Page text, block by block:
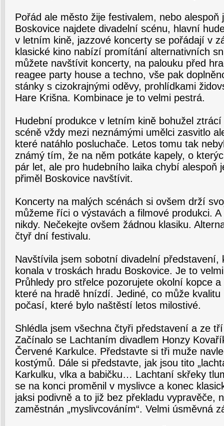
Pořád ale město žije festivalem, nebo alespoň
Boskovice najdete divadelní scénu, hlavní
v letním kině, jazzové koncerty se pořádají v
klasické kino nabízí promítání alternativních
můžete navštívit koncerty, na palouku před
reagee party house a techno, vše pak
stánky s cizokrajnými oděvy, prohlídkami
Hare Krišna. Kombinace je to velmi pestrá.
Hudební produkce v letním kině bohužel
scéně vždy mezi neznámými umělci zasvitlo
které natáhlo posluchače. Letos tomu tak
známý tím, že na něm potkáte kapely, o
pár let, ale pro hudebního laika chybí alespoň
přiměl Boskovice navštívit.
Koncerty na malých scénách si ovšem drží
můžeme říci o výstavách a filmové produkci.
nikdy. Nečekejte ovšem žádnou klasiku.
čtyř dní festivalu.
Navštívila jsem sobotní divadelní představení,
konala v troskách hradu Boskovice. Je to
Průhledy pro střelce pozorujete okolní kopce
které na hradě hnízdí. Jediné, co může
počasí, které bylo naštěstí letos milostivé.
Shlédla jsem všechna čtyři představení a ze
Začínalo se Lachtaním divadlem Honzy
Červené Karkulce. Představte si tři muže
kostýmů. Dále si představte, jak jsou tito
Karkulku, vlka a babičku… Lachtaní skřeky
se na konci proměnil v myslivce a konec
jaksi podivně a to již bez překladu vypravěče,
zaměstnán „myslivcováním“. Velmi úsměvná